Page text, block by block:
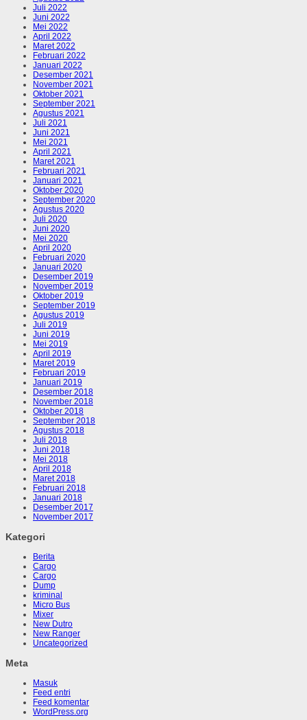
Juli 2022
Juni 2022
Mei 2022
April 2022
Maret 2022
Februari 2022
Januari 2022
Desember 2021
November 2021
Oktober 2021
September 2021
Agustus 2021
Juli 2021
Juni 2021
Mei 2021
April 2021
Maret 2021
Februari 2021
Januari 2021
Oktober 2020
September 2020
Agustus 2020
Juli 2020
Juni 2020
Mei 2020
April 2020
Februari 2020
Januari 2020
Desember 2019
November 2019
Oktober 2019
September 2019
Agustus 2019
Juli 2019
Juni 2019
Mei 2019
April 2019
Maret 2019
Februari 2019
Januari 2019
Desember 2018
November 2018
Oktober 2018
September 2018
Agustus 2018
Juli 2018
Juni 2018
Mei 2018
April 2018
Maret 2018
Februari 2018
Januari 2018
Desember 2017
November 2017
Kategori
Berita
Cargo
Cargo
Dump
kriminal
Micro Bus
Mixer
New Dutro
New Ranger
Uncategorized
Meta
Masuk
Feed entri
Feed komentar
WordPress.org